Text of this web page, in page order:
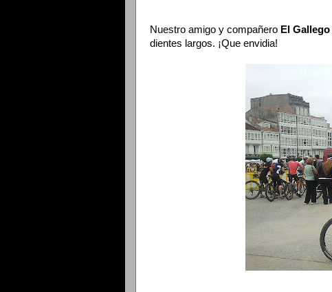
Nuestro amigo y compañero El Gallego
dientes largos. ¡Que envidia!